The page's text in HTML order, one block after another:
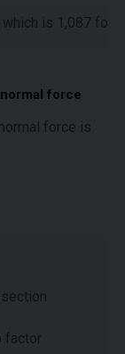
is 1,087 for
force
force is
factor